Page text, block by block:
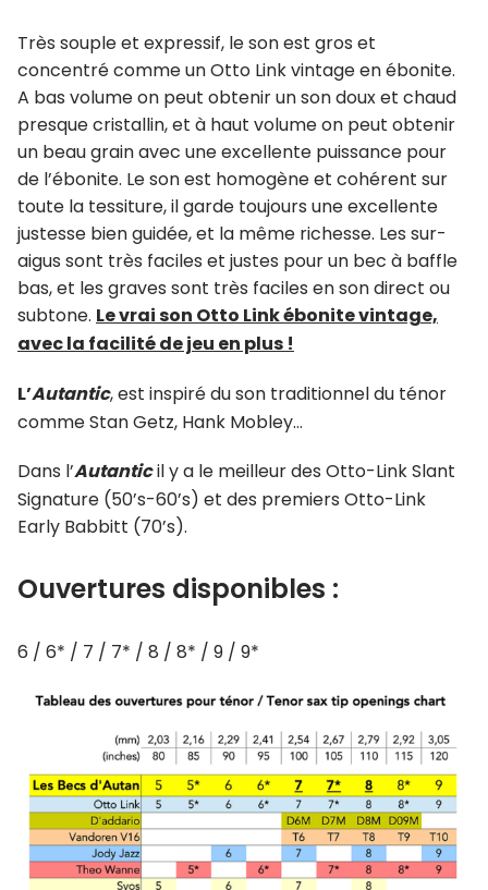
Très souple et expressif, le son est gros et
concentré comme un Otto Link vintage en ébonite.
A bas volume on peut obtenir un son doux et chaud
presque cristallin, et à haut volume on peut obtenir
un beau grain avec une excellente puissance pour
de l’ébonite. Le son est homogène et cohérent sur
toute la tessiture, il garde toujours une excellente
justesse bien guidée, et la même richesse. Les sur-
aigus sont très faciles et justes pour un bec à baffle
bas, et les graves sont très faciles en son direct ou
subtone. Le vrai son Otto Link ébonite vintage,
avec la facilité de jeu en plus !
L’Autantic, est inspiré du son traditionnel du ténor
comme Stan Getz, Hank Mobley…
Dans l’Autanticil y a le meilleur des Otto-Link Slant
Signature (50’s-60’s) et des premiers Otto-Link
Early Babbitt (70’s).
Ouvertures disponibles :
6 / 6* / 7 / 7* / 8 / 8* / 9 / 9*